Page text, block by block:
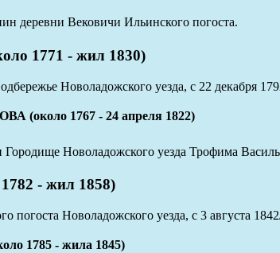
деревни Вековичи Ильинского погоста.
1771 - жил 1830)
Новоладожского уезда, с 22 декабря
1767 - 24 апреля 1822)
Новоладожского уезда Трофима
- жил 1858)
погоста Новоладожского уезда, с 3 августа
1785 - жила 1845)